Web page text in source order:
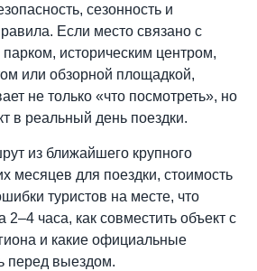
сезонность и
Если место связано с
историческим центром,
или обзорной площадкой,
не только «что посмотреть», но
в реальный день поездки.
из ближайшего крупного
месяцев для поездки, стоимость
туристов на месте, что
2–4 часа, как совместить объект с
и какие официальные
перед выездом.